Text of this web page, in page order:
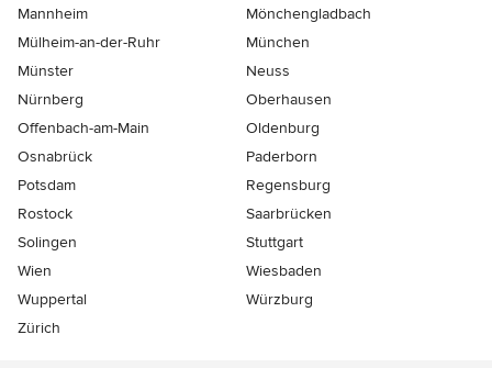
Mannheim
Mönchen­gladbach
Mülheim-an-der-Ruhr
München
Münster
Neuss
Nürnberg
Oberhausen
Offenbach-am-Main
Oldenburg
Osnabrück
Paderborn
Potsdam
Regensburg
Rostock
Saarbrücken
Solingen
Stuttgart
Wien
Wiesbaden
Wuppertal
Würzburg
Zürich